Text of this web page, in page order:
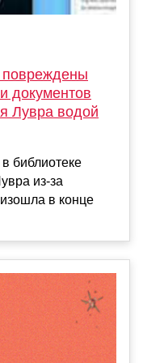
повреждены
документов
Лувра водой
библиотеке
из-за
в конце